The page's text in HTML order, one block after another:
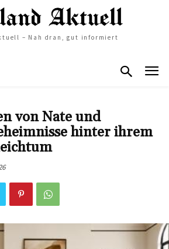
– Nah dran, gut informiert
von Nate und
hinter ihrem